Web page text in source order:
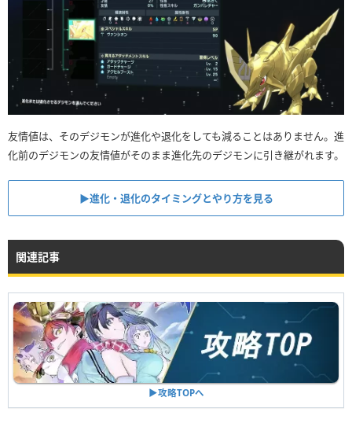
友情値は、そのデジモンが進化や退化をしても減ることはありません。進
化前のデジモンの友情値がそのまま進化先のデジモンに引き継がれます。
▶︎進化・退化のタイミングとやり方を見る
関連記事
▶︎攻略TOPへ